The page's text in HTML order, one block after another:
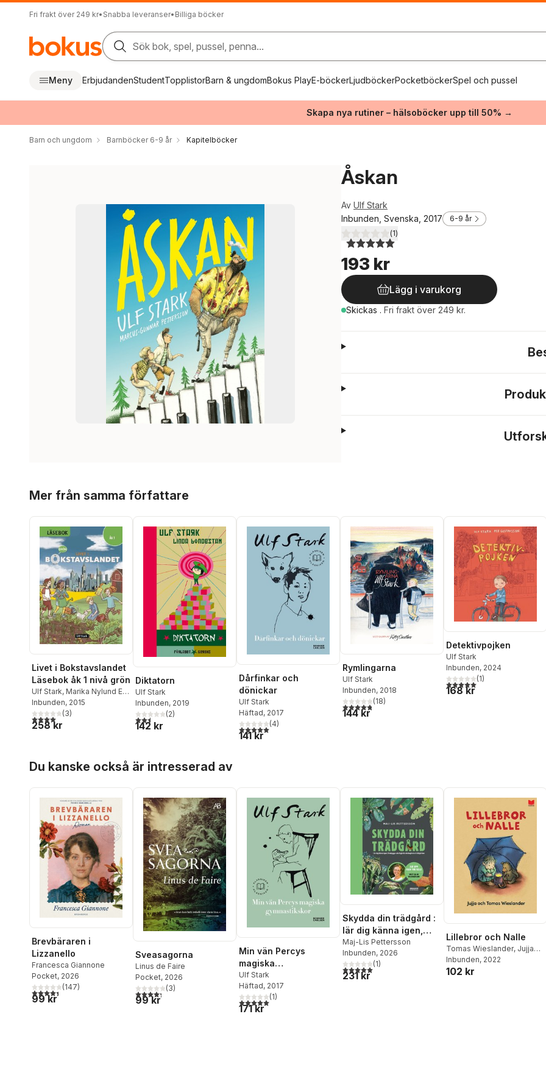
Fri frakt över 249 kr• Snabba leveranser• Billiga böcker
Sök bok, spel, pussel, penna...
Meny ErbjudandenStudentTopplistorBarn & ungdomBokus PlayE-böckerLjudböckerPocketböckerSpel och pussel
Skapa nya rutiner – hälsoböcker upp till 50% →
Barn och ungdom Barnböcker 6-9 år Kapitelböcker
Åskan
Av Ulf Stark
Inbunden, Svenska, 2017
6-9 år
5,0utav 5 stjärnor. Totalt antal röster:
(1)
193 kr
Lägg i varukorg
Skickas . Fri frakt över 249 kr.
Mer från samma författare
Livet i Bokstavslandet
Läsebok åk 1 nivå grön
Ulf Stark, Marika Nylund Ek ,
Marie Trapp,Lena
Palovaara,Tarja Alatalo
Malin Wedsberg
Inbunden, 2015
4,0utav 5 stjärnor. Totalt antal röster:
(3)
258 kr
Diktatorn
Ulf Stark
Inbunden, 2019
2,5utav 5 stjärnor. Totalt antal röster:
(2)
142 kr
Dårfinkar och
dönickar
Ulf Stark
Häftad, 2017
5,0utav 5 stjärnor. Totalt antal röster:
(4)
141 kr
Rymlingarna
Ulf Stark
Inbunden, 2018
4,8utav 5 stjärnor. Totalt antal röster:
(18)
144 kr
Detektivpojken
Ulf Stark
Inbunden, 2024
5,0utav 5 stjärnor. Totalt
(1)
168 kr
Du kanske också är intresserad av
Brevbäraren i
Lizzanello
Francesca Giannone
Pocket, 2026
4,4utav 5 stjärnor. Totalt antal röster:
(147)
99 kr
Sveasagorna
Linus de Faire
Pocket, 2026
4,3utav 5 stjärnor. Totalt antal röster:
(3)
99 kr
Min vän Percys
magiska
gymnastikskor
Ulf Stark
Häftad, 2017
5,0utav 5 stjärnor. Totalt antal röster:
(1)
171 kr
Skydda din trädgård :
lär dig känna igen,
förebygga och
åtgärda skadegörare i
trädgården
Maj-Lis Pettersson
Inbunden, 2026
5,0utav 5 stjärnor. Totalt antal röster:
(1)
231 kr
Lillebror och Nalle
Tomas Wieslander, Jujja
Wieslander
Inbunden, 2022
102 kr